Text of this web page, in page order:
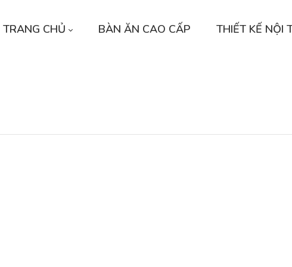
TRANG CHỦ BÀN ĂN CAO CẤP THIẾT KẾ NỘI